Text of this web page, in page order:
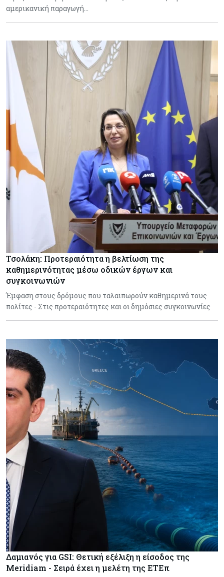
αμερικανική παραγωγή…
Τσολάκη: Προτεραιότητα η βελτίωση της
καθημερινότητας μέσω οδικών έργων και
συγκοινωνιών
Έμφαση στους δρόμους που ταλαιπωρούν καθημερινά τους
πολίτες - Στις προτεραιότητες και οι δημόσιες συγκοινωνίες
Δαμιανός για GSI: Θετική εξέλιξη η είσοδος της
Meridiam - Σειρά έχει η μελέτη της ΕΤΕπ